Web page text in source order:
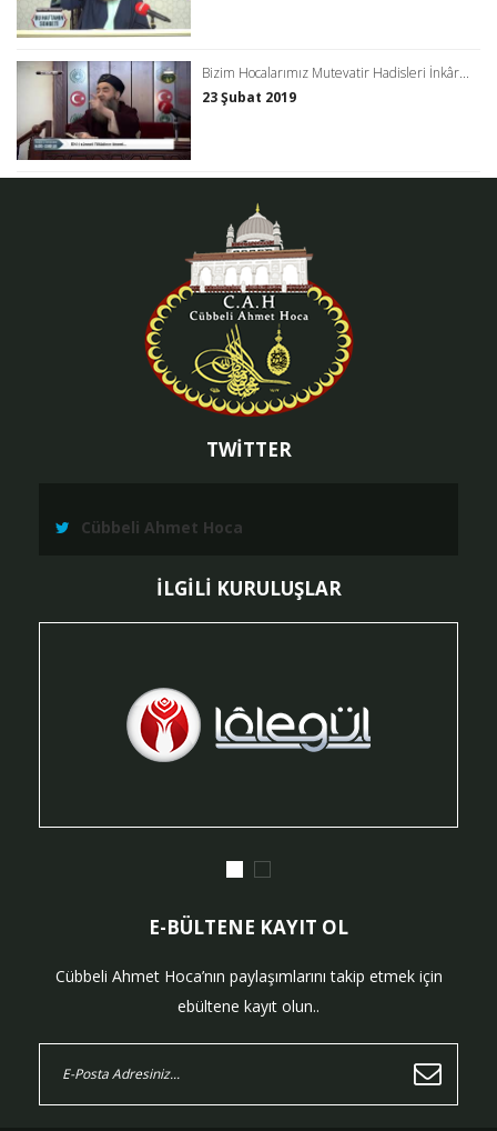
Bizim Hocalarımız Mutevatir Hadisleri İnkâr...
23 Şubat 2019
TWİTTER
Cübbeli Ahmet Hoca
İLGİLİ KURULUŞLAR
E-BÜLTENE KAYIT OL
Cübbeli Ahmet Hoca’nın paylaşımlarını takip etmek için
ebültene kayıt olun..